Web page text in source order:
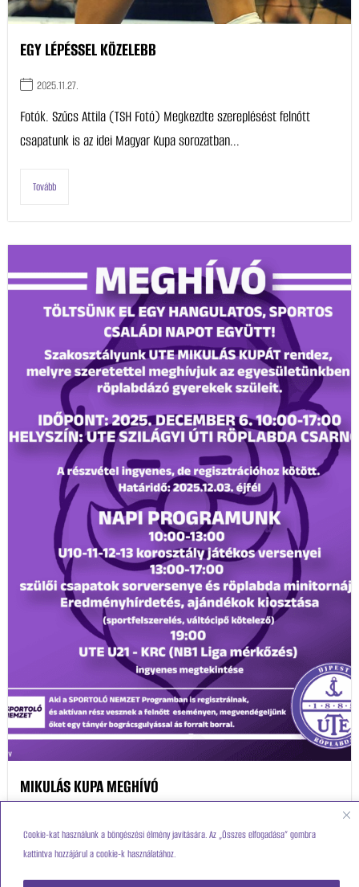
Cookie-kat használunk a böngészési élmény javítására. Az „Összes elfogadása” gombra
kattintva hozzájárul a cookie-k használatához.
EGY LÉPÉSSEL KÖZELEBB
2025.11.27.
Fotók. Szűcs Attila (TSH Fotó) Megkezdte szereplésést felnőtt
csapatunk is az idei Magyar Kupa sorozatban...
Tovább
MIKULÁS KUPA MEGHÍVÓ
Töltsünk el egy hangulatos, sportos családi napot együtt!
Szakosztályunk UTE MIKULÁS KUPÁT rendez,melyre szeretettel